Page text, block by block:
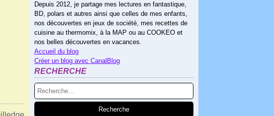
Depuis 2012, je partage mes lectures en fantastique,
BD, polars et autres ainsi que celles de mes enfants,
nos découvertes en jeux de société, mes recettes de
cuisine au thermomix, à la MAP ou au COOKEO et
nos belles découvertes en vacances.
Accueil du blog
Créer un blog avec CanalBlog
RECHERCHE